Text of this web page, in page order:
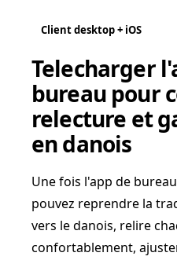
Client desktop + iOS
Telecharger
bureau pour
relecture et
en danois
Une fois l'app de
pouvez reprendre la
vers le danois, relire
confortablement,